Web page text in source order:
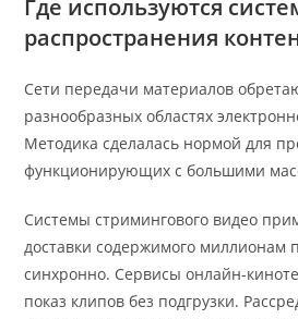
Где используются
распространения
Сети передачи материалов
разнообразных областях
Методика сделалась нормой для
функционирующих с большими
Системы стримингового видео
доставки содержимого миллионам
синхронно. Сервисы онлайн-
показ клипов без подгрузки.